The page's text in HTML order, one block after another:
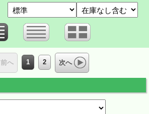
前へ 1 2 次へ